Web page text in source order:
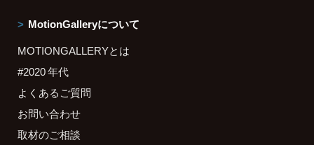
MotionGalleryについて
MOTIONGALLERYとは
#2020 年代
よくあるご質問
お問い合わせ
取材のご相談